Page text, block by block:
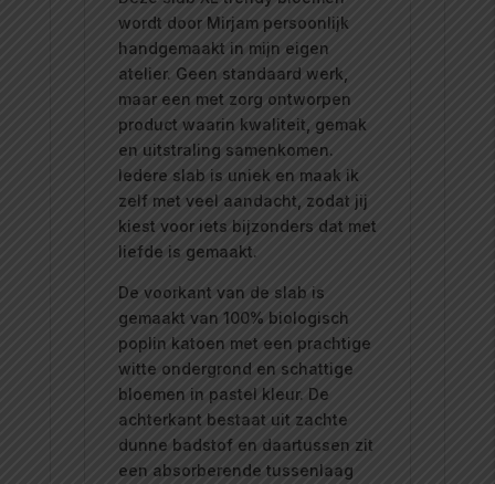
wordt door Mirjam persoonlijk
handgemaakt in mijn eigen
atelier. Geen standaard werk,
maar een met zorg ontworpen
product waarin kwaliteit, gemak
en uitstraling samenkomen.
Iedere slab is uniek en maak ik
zelf met veel aandacht, zodat jij
kiest voor iets bijzonders dat met
liefde is gemaakt.
De voorkant van de slab is
gemaakt van 100% biologisch
poplin katoen met een prachtige
witte ondergrond en schattige
bloemen in pastel kleur. De
achterkant bestaat uit zachte
dunne badstof en daartussen zit
een absorberende tussenlaag